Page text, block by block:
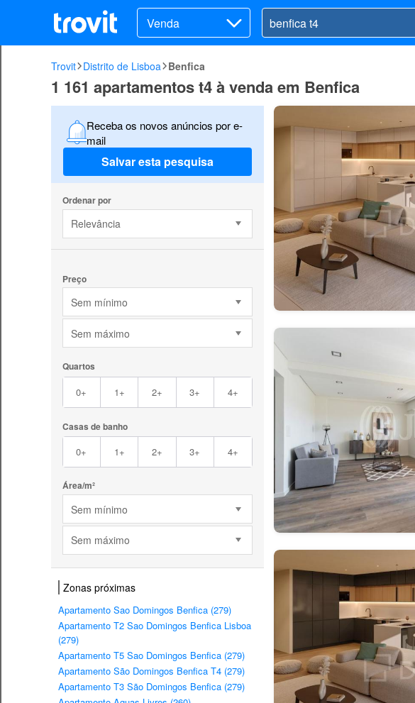
Venda
Trovit Distrito de Lisboa Benfica
1 161 apartamentos t4 à venda em Benfica
Receba os novos anúncios por e-
mail
Salvar esta pesquisa
Ordenar por
Relevância
Preço
Sem mínimo
Sem máximo
Quartos
0+ 1+ 2+ 3+ 4+
Casas de banho
0+ 1+ 2+ 3+ 4+
Área/m²
Sem mínimo
Sem máximo
Zonas próximas
Apartamento Sao Domingos Benfica (279)
Apartamento T2 Sao Domingos Benfica Lisboa
(279)
Apartamento T5 Sao Domingos Benfica (279)
Apartamento São Domingos Benfica T4 (279)
Apartamento T3 São Domingos Benfica (279)